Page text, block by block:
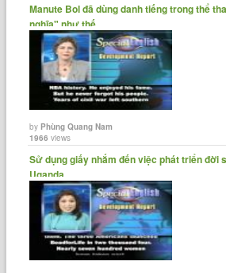
Manute Bol đã dùng danh tiếng trong thể
nghĩa" như thế......
byPhùng Quang Nam
1966 views
Sử dụng giấy nhắm đến việc phát triển đời
Uganda.